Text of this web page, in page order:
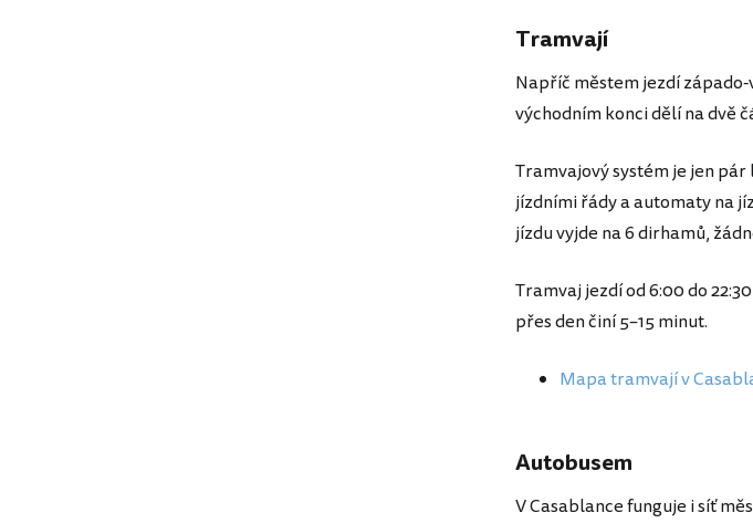
Tramvají
Napříč městem jezdí
východním konci dělí na dvě
Tramvajový systém je jen
jízdními řády a automaty na
jízdu vyjde na 6 dirhamů,
Tramvaj jezdí od 6:00 do
přes den činí 5–15 minut.
Mapa tramvají v
Autobusem
V Casablance funguje i síť